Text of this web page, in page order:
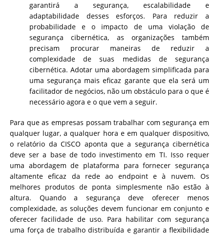
garantirá a segurança, escalabilidade e
adaptabilidade desses esforços. Para reduzir a
probabilidade e o impacto de uma violação de
segurança cibernética, as organizações também
precisam procurar maneiras de reduzir a
complexidade de suas medidas de segurança
cibernética. Adotar uma abordagem simplificada para
uma segurança mais eficaz garante que ela será um
facilitador de negócios, não um obstáculo para o que é
necessário agora e o que vem a seguir.
Para que as empresas possam trabalhar com segurança em
qualquer lugar, a qualquer hora e em qualquer dispositivo,
o relatório da CISCO aponta que a segurança cibernética
deve ser a base de todo investimento em TI. Isso requer
uma abordagem de plataforma para fornecer segurança
altamente eficaz da rede ao endpoint e à nuvem. Os
melhores produtos de ponta simplesmente não estão à
altura. Quando a segurança deve oferecer menos
complexidade, as soluções devem funcionar em conjunto e
oferecer facilidade de uso. Para habilitar com segurança
uma força de trabalho distribuída e garantir a flexibilidade